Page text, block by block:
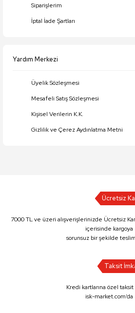
Siparişlerim
İptal İade Şartları
Yardım Merkezi
Üyelik Sözleşmesi
Mesafeli Satış Sözleşmesi
Kişisel Verilerin K.K.
Gizlilik ve Çerez Aydınlatma Metni
Ücretsiz
7000 TL ve üzeri alışverişlerinizde Ücretsiz
içerisinde kargoya
sorunsuz bir şekilde
Taksit
Kredi kartlarına özel taksit
isk-market.com’da